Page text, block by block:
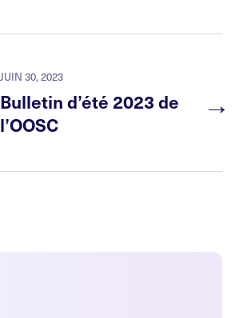
JUIN 30, 2023
Bulletin d’été 2023 de
l’OOSC
→